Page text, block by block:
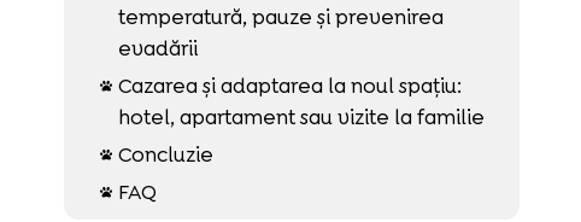
temperatură, pauze și prevenirea
evadării
 Cazarea și adaptarea la noul spațiu:
hotel, apartament sau vizite la familie
 Concluzie
 FAQ